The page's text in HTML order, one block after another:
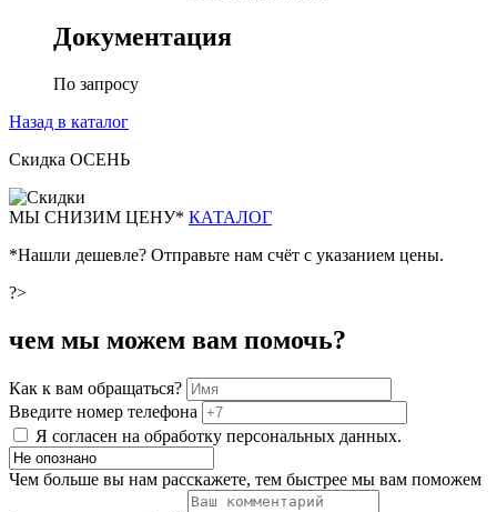
Документация
По запросу
Назад в каталог
Скидка ОСЕНЬ
МЫ СНИЗИМ ЦЕНУ* КАТАЛОГ
*Нашли дешевле? Отправьте нам счёт с указанием цены.
?>
чем мы можем вам помочь?
Как к вам обращаться?
Введите номер телефона
Я согласен на обработку персональных данных.
Чем больше вы нам расскажете, тем быстрее мы вам поможем